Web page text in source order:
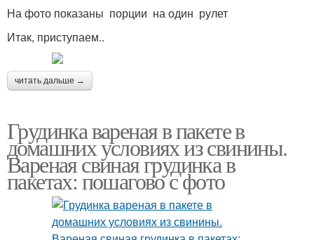
На фото показаны порции на один рулет
Итак, приступаем..
читать дальше →
Грудинка вареная в пакете в
домашних условиях из свинины.
Вареная свиная грудинка в
пакетах: пошагово с фото